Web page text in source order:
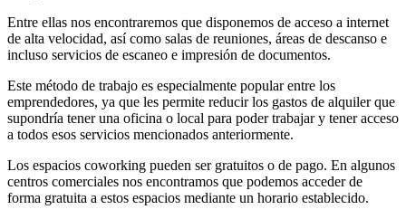
Entre ellas nos encontraremos que disponemos de acceso a internet
de alta velocidad, así como salas de reuniones, áreas de descanso e
incluso servicios de escaneo e impresión de documentos.
Este método de trabajo es especialmente popular entre los
emprendedores, ya que les permite reducir los gastos de alquiler que
supondría tener una oficina o local para poder trabajar y tener acceso
a todos esos servicios mencionados anteriormente.
Los espacios coworking pueden ser gratuitos o de pago. En algunos
centros comerciales nos encontramos que podemos acceder de
forma gratuita a estos espacios mediante un horario establecido.